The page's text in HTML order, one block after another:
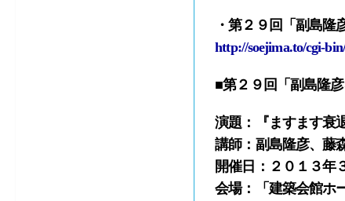
・第２９回「副島隆
http://soejima.to/cgi-
■第２９回「副島隆
演題：
『ますます衰
講師：副島隆彦、藤
開催日：２０１３年
会場：「建築会館ホ